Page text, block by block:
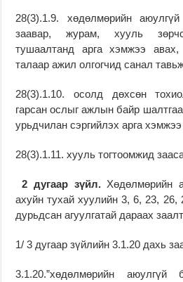
28(3).1.9. хөдөлмөрийн
заавар, журам, хууль
тушаалтанд арга хэмжээ авах,
талаар ажил олгогчид санал
28(3).1.10. осолд дөхсөн
гарсан ослыг ажлын байр
урьдчилан сэргийлэх арга
28(3).1.11. хууль тогтоомжид
2 дугаар зүйл. Хөдөлмөрийн
ахуйн тухай хуулийн 3, 6, 23, 26,
дурьдсан агуулгатай дараах
1/ 3 дугаар зүйлийн 3.1.20 дахь
3.1.20.”хөдөлмөрийн